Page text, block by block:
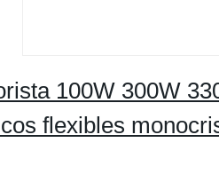
100W 300W
flexibles